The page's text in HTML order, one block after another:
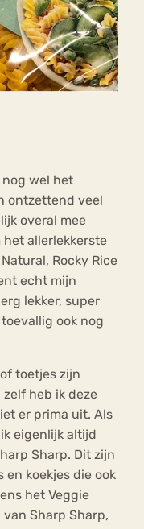
wel het
ontzettend veel
overal mee
het allerlekkerste
Rocky Rice
echt mijn
lekker, super
ook nog
toetjes zijn
heb ik deze
er prima uit. Als
eigenlijk altijd
Sharp. Dit zijn
koekjes die ook
het Veggie
Sharp Sharp,